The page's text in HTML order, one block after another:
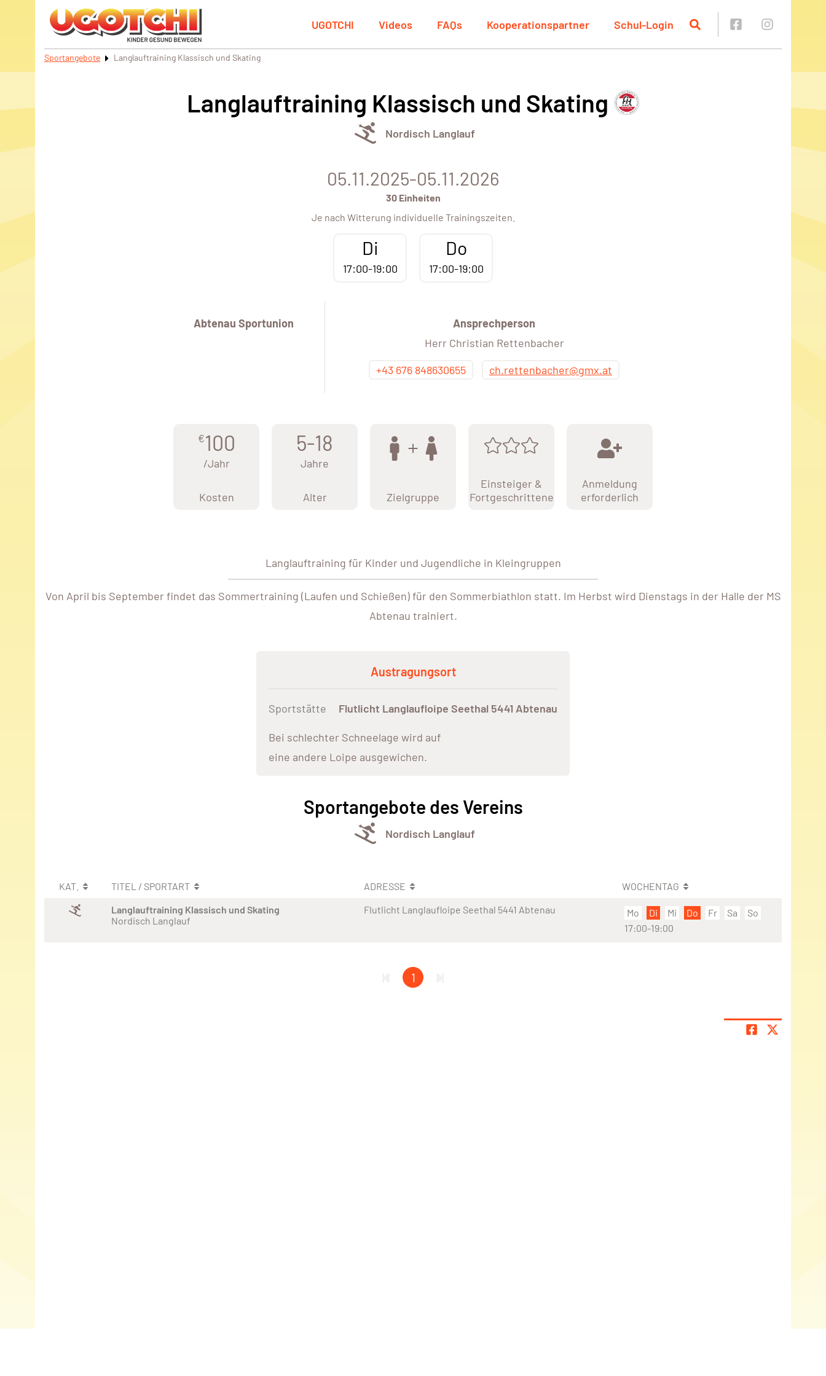
UGOTCHI Videos FAQs Kooperationspartner Schul-Login
Sportangebote Langlauftraining Klassisch und Skating
Langlauftraining Klassisch und Skating
Nordisch Langlauf
05.11.2025-05.11.2026
30 Einheiten
Je nach Witterung individuelle Trainingszeiten.
Di
17:00-19:00
Do
17:00-19:00
Abtenau Sportunion
Ansprechperson
Herr Christian Rettenbacher
+43 676 848630655
ch.rettenbacher@gmx.at
€100
/Jahr
Kosten
5-18
Jahre
Alter Zielgruppe
Einsteiger &
Fortgeschrittene
Anmeldung
erforderlich
Langlauftraining für Kinder und Jugendliche in Kleingruppen
Von April bis September findet das Sommertraining (Laufen und Schießen) für den Sommerbiathlon statt. Im Herbst wird Dienstags in der Halle der MS
Abtenau trainiert.
Austragungsort
Sportstätte Flutlicht Langlaufloipe Seethal 5441 Abtenau
Bei schlechter Schneelage wird auf
eine andere Loipe ausgewichen.
Sportangebote des Vereins
Nordisch Langlauf
KAT. TITEL / SPORTART ADRESSE
WOCHENTAG
Langlauftraining Klassisch und Skating
Nordisch Langlauf
Flutlicht Langlaufloipe Seethal 5441 Abtenau Mo Di Mi Do Fr Sa
So
17:00-19:00
1